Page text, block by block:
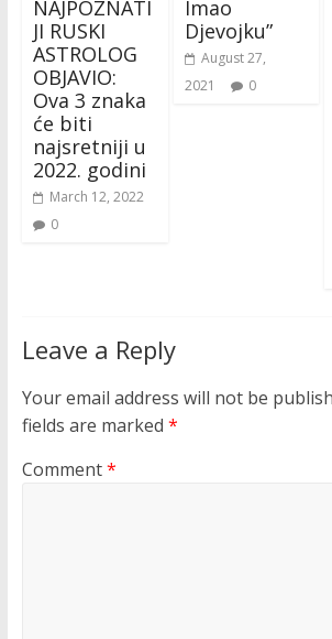
NAJPOZNATI
JI RUSKI
ASTROLOG
OBJAVIO:
Ova 3 znaka
će biti
najsretniji u
2022. godini
March 12, 2022
0
Imao
Djevojku”
August 27,
2021
0
Leave a Reply
Your email address will not be
fields are marked *
Comment*